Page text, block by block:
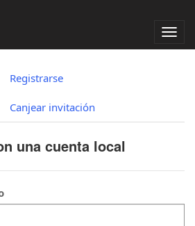
Registrarse
Canjear invitación
una cuenta local